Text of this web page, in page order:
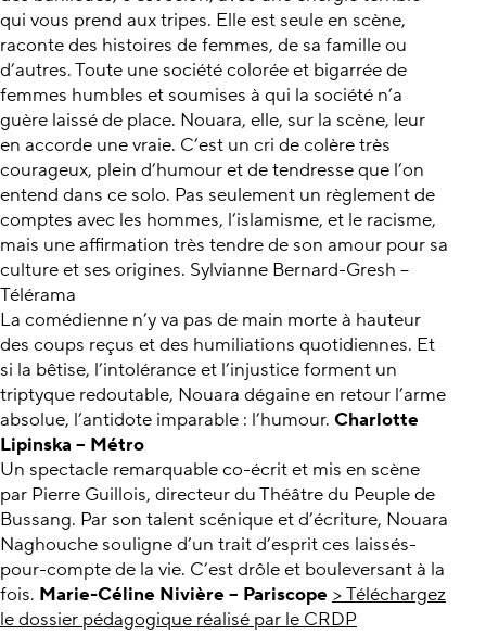
qui vous prend aux tripes. Elle est seule en scène,
raconte des histoires de femmes, de sa famille ou
d’autres. Toute une société colorée et bigarrée de
femmes humbles et soumises à qui la société n’a
guère laissé de place. Nouara, elle, sur la scène, leur
en accorde une vraie. C’est un cri de colère très
courageux, plein d’humour et de tendresse que l’on
entend dans ce solo. Pas seulement un règlement de
comptes avec les hommes, l’islamisme, et le racisme,
mais une affirmation très tendre de son amour pour sa
culture et ses origines. Sylvianne Bernard-Gresh –
Télérama
La comédienne n’y va pas de main morte à hauteur
des coups reçus et des humiliations quotidiennes. Et
si la bêtise, l’intolérance et l’injustice forment un
triptyque redoutable, Nouara dégaine en retour l’arme
absolue, l’antidote imparable : l’humour. Charlotte
Lipinska – Métro
Un spectacle remarquable co-écrit et mis en scène
par Pierre Guillois, directeur du Théâtre du Peuple de
Bussang. Par son talent scénique et d’écriture, Nouara
Naghouche souligne d’un trait d’esprit ces laissés-
pour-compte de la vie. C’est drôle et bouleversant à la
fois. Marie-Céline Nivière – Pariscope > Téléchargez
le dossier pédagogique réalisé par le CRDP